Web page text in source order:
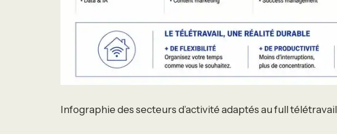
Infographie des secteurs d’activité adaptés au full télétravail